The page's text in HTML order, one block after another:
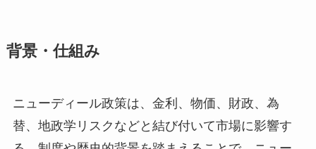
背景・仕組み
ニューディール政策は、金利、物価、財政、為
替、地政学リスクなどと結び付いて市場に影響す